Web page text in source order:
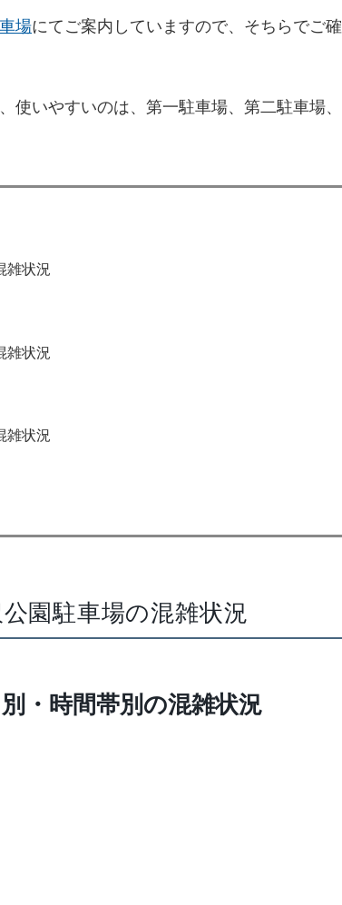
場にてご案内していますので、そちらでご確
いやすいのは、第一駐車場、第二駐車場、
雑状況
雑状況
雑状況
園駐車場の混雑状況
・時間帯別の混雑状況